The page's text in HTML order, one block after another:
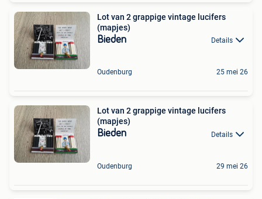
Lot van 2 grappige vintage lucifers
(mapjes)
Bieden Details
Oudenburg 25 mei 26
Lot van 2 grappige vintage lucifers
(mapjes)
Bieden Details
Oudenburg 29 mei 26